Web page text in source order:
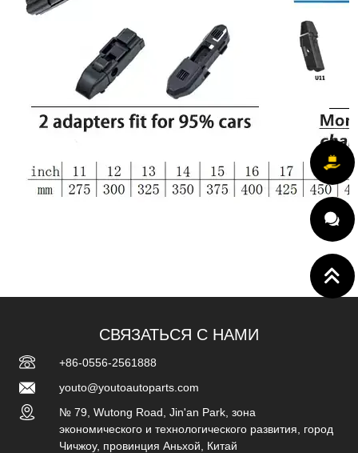
СВЯЗАТЬСЯ С НАМИ
+86-0556-2561888
youto@youtoautoparts.com
№ 79, Wutong Road, Jin'an Park, зона
экономического и технологического развития, город
Чичжоу, провинция Аньхой, Китай